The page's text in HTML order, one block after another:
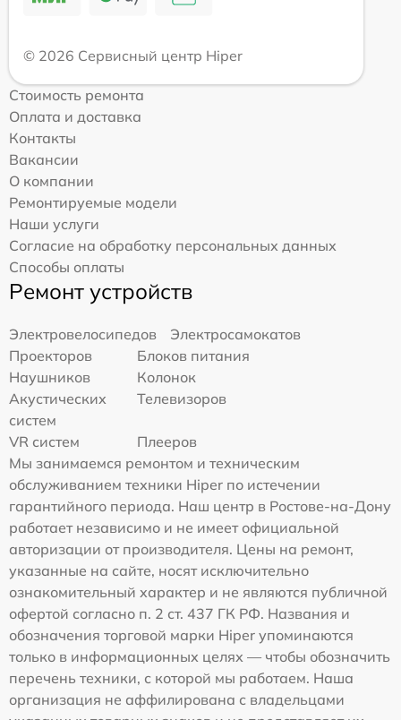
© 2026 Сервисный центр Hiper
Стоимость ремонта
Оплата и доставка
Контакты
Вакансии
О компании
Ремонтируемые модели
Наши услуги
Согласие на обработку персональных данных
Способы оплаты
Ремонт устройств
Электровелосипедов
Электросамокатов
Проекторов
Блоков питания
Наушников
Колонок
Акустических
систем
Телевизоров
VR систем
Плееров
Мы занимаемся ремонтом и техническим
обслуживанием техники Hiper по истечении
гарантийного периода. Наш центр в Ростове-на-Дону
работает независимо и не имеет официальной
авторизации от производителя. Цены на ремонт,
указанные на сайте, носят исключительно
ознакомительный характер и не являются публичной
офертой согласно п. 2 ст. 437 ГК РФ. Названия и
обозначения торговой марки Hiper упоминаются
только в информационных целях — чтобы обозначить
перечень техники, с которой мы работаем. Наша
организация не аффилирована с владельцами